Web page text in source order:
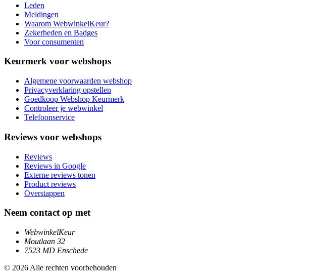
Leden
Meldingen
Waarom WebwinkelKeur?
Zekerheden en Badges
Voor consumenten
Keurmerk voor webshops
Algemene voorwaarden webshop
Privacyverklaring opstellen
Goedkoop Webshop Keurmerk
Controleer je webwinkel
Telefoonservice
Reviews voor webshops
Reviews
Reviews in Google
Externe reviews tonen
Product reviews
Overstappen
Neem contact op met
WebwinkelKeur
Moutlaan 32
7523 MD Enschede
© 2026 Alle rechten voorbehouden